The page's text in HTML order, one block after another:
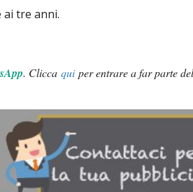
tre anni.
. Clicca quiper entrare a far parte